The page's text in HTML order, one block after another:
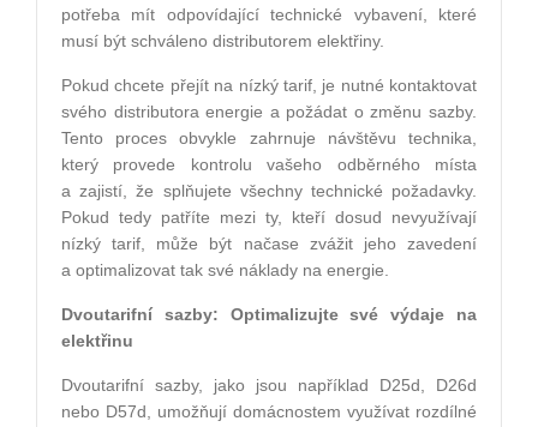
potřeba mít odpovídající technické vybavení, které
musí být schváleno distributorem elektřiny.
Pokud chcete přejít na nízký tarif, je nutné kontaktovat
svého distributora energie a požádat o změnu sazby.
Tento proces obvykle zahrnuje návštěvu technika,
který provede kontrolu vašeho odběrného místa
a zajistí, že splňujete všechny technické požadavky.
Pokud tedy patříte mezi ty, kteří dosud nevyužívají
nízký tarif, může být načase zvážit jeho zavedení
a optimalizovat tak své náklady na energie.
Dvoutarifní sazby: Optimalizujte své výdaje na
elektřinu
Dvoutarifní sazby, jako jsou například D25d, D26d
nebo D57d, umožňují domácnostem využívat rozdílné